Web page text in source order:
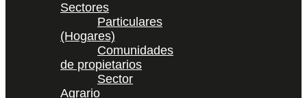
Sectores
Particulares
(Hogares)
Comunidades
de propietarios
Sector
Agrario